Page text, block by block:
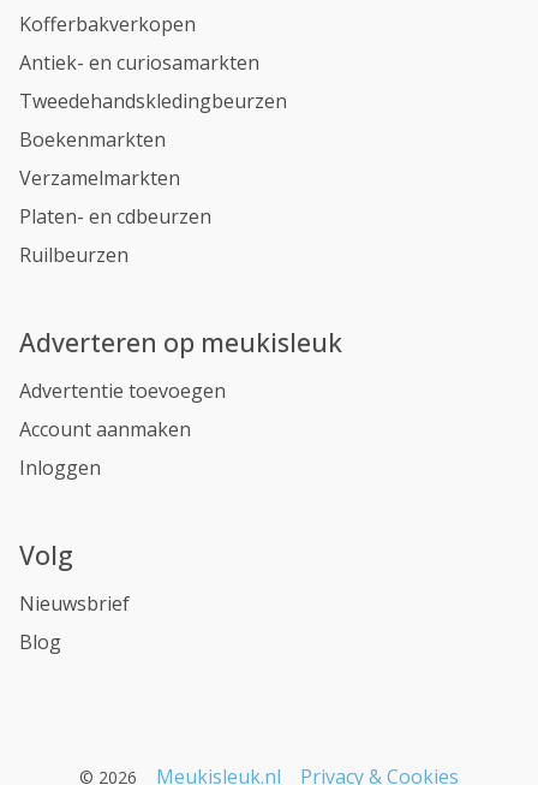
Kofferbakverkopen
Antiek- en curiosamarkten
Tweedehandskledingbeurzen
Boekenmarkten
Verzamelmarkten
Platen- en cdbeurzen
Ruilbeurzen
Adverteren op meukisleuk
Advertentie toevoegen
Account aanmaken
Inloggen
Volg
Nieuwsbrief
Blog
© 2026 Meukisleuk.nl Privacy & Cookies